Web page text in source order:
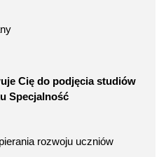
Cię do podjęcia studiów
Specjalność
rozwoju uczniów